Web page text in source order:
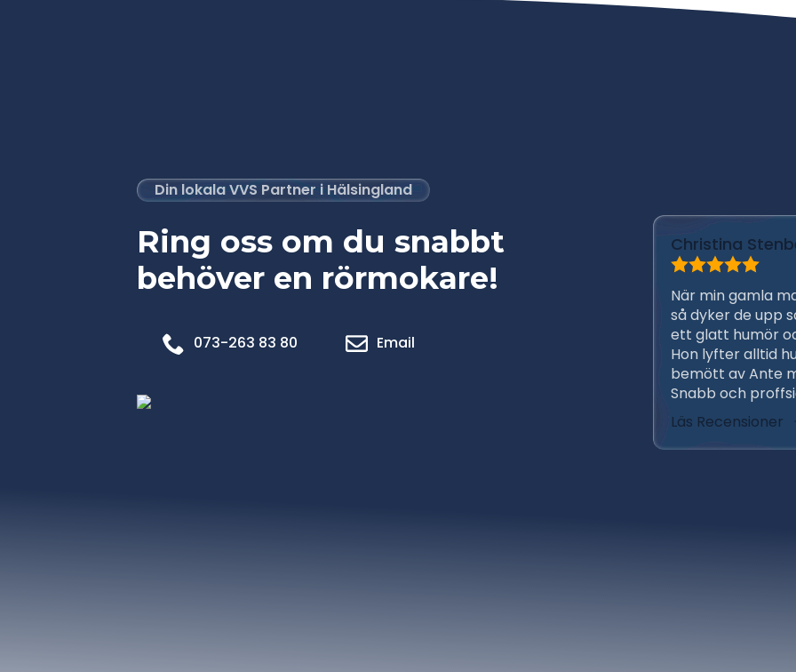
Din lokala VVS Partner i Hälsingland
Ring oss om du snabbt
behöver en rörmokare!
073-263 83 80 Email
Christina
När min gamla
så dyker de upp
ett glatt humör
Hon lyfter alltid
bemött av Ante
Snabb och
Läs Recensioner